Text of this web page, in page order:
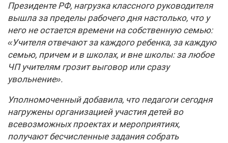
Президенте РФ, нагрузка классного руководителя
вышла за пределы рабочего дня настолько, что у
него не остается времени на собственную семью:
«Учителя отвечают за каждого ребенка, за каждую
семью, причем и в школах, и вне школы: за любое
ЧП учителям грозит выговор или сразу
увольнение».
Уполномоченный добавила, что педагоги сегодня
нагружены организацией участия детей во
всевозможных проектах и мероприятиях,
получают бесчисленные задания собрать